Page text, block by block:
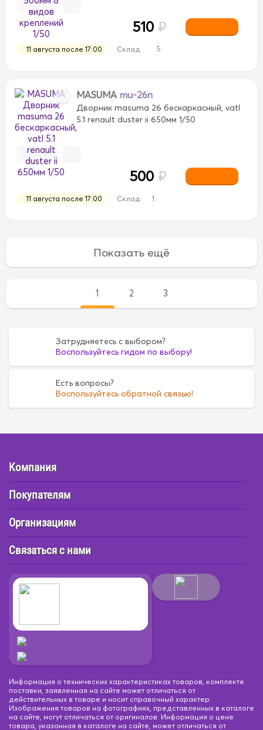
11 августа после 17:00 Склад 5
510 ₽
MASUMA mu-26n
Дворник masuma 26 бескаркасный, vatl
5.1 renault duster ii 650мм 1/50
11 августа после 17:00 Склад 1
500 ₽
1 2 3
Затрудняетесь с выбором?
Воспользуйтесь гидом по выбору!
Есть вопросы?
Воспользуйтесь обратной связью!
Компания
Покупателям
Организациям
Связаться с нами
Информация о технических характеристиках товаров, комплекте
поставки, заявленная на сайте может отличаться от
действительных в товаре и носит справочный характер.
Изображения товаров на фотографиях, представленных в каталоге
на сайте, могут отличаться от оригиналов. Информация о цене
товара, указанная в каталоге на сайте, может отличаться от